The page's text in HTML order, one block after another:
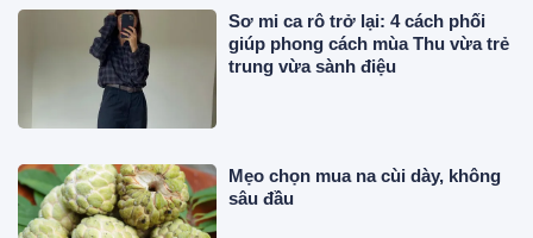
Sơ mi ca rô trở lại: 4 cách phối
giúp phong cách mùa Thu vừa trẻ
trung vừa sành điệu
Mẹo chọn mua na cùi dày, không
sâu đầu